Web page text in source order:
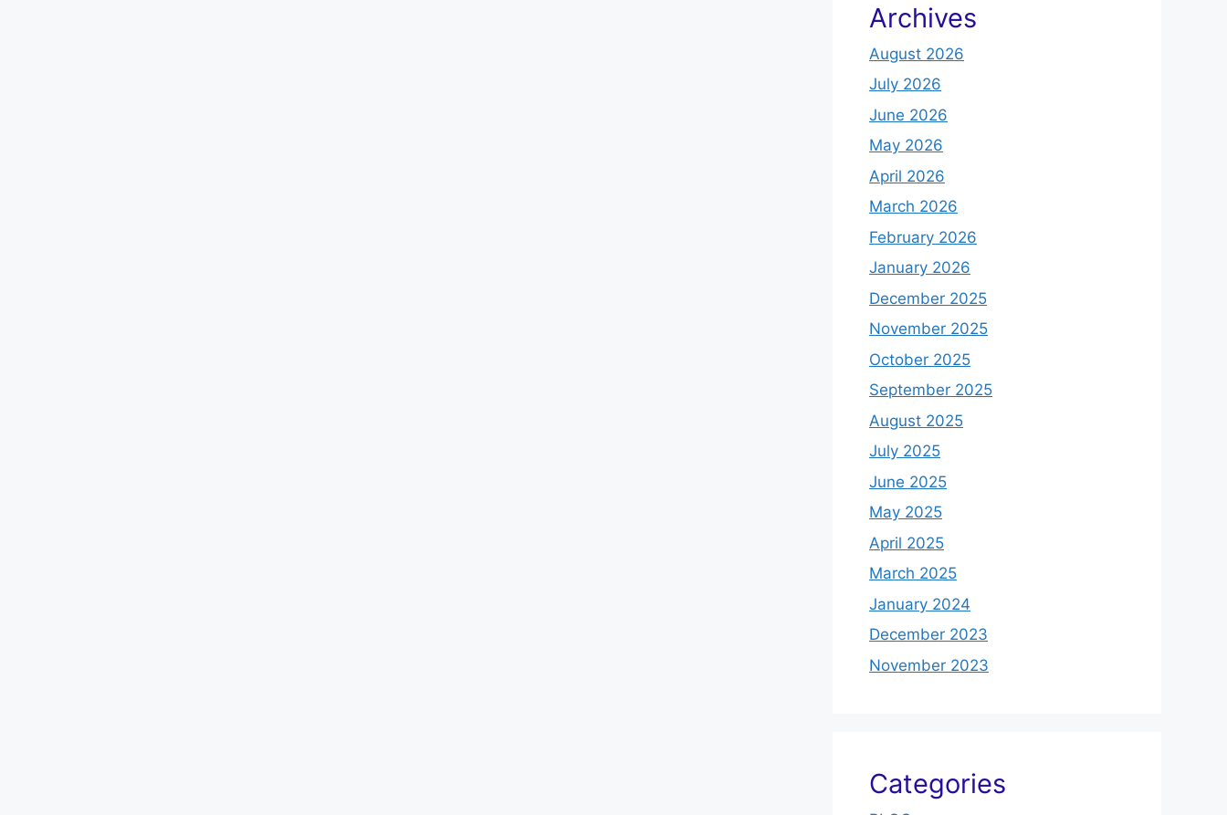
Archives
August 2026
July 2026
June 2026
May 2026
April 2026
March 2026
February 2026
January 2026
December 2025
November 2025
October 2025
September 2025
August 2025
July 2025
June 2025
May 2025
April 2025
March 2025
January 2024
December 2023
November 2023
Categories